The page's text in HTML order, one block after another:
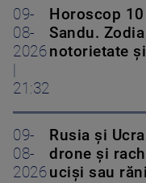
09-
08-
2026
21:32
Horoscop
Sandu.
notorietate
09-
08-
2026
Rusia și
drone și
uciși sau